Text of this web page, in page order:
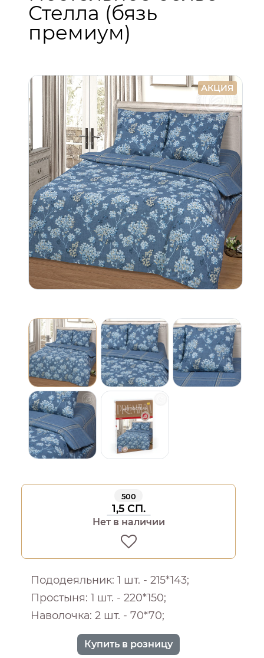
Стелла (бязь
премиум)
АКЦИЯ
500
1,5 СП.
Нет в наличии
Пододеяльник: 1 шт. - 215*143;
Простыня: 1 шт. - 220*150;
Наволочка: 2 шт. - 70*70;
Купить в розницу